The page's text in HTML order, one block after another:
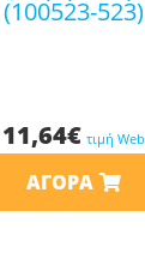
(100523-523)
11,64€ τιμή Web
ΑΓΟΡΆ